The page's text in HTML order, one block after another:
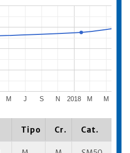
2018
M J S N M M
Tipo Cr. Cat.